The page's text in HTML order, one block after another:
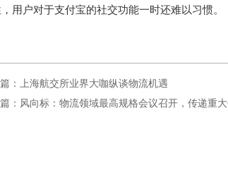
，用户对于支付宝的社交功能一时还难以习惯。
：上海航交所业界大咖纵谈物流机遇
：风向标：物流领域最高规格会议召开，传递重